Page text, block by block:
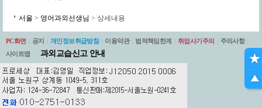
서울 > 영어과외선생님 > 상세내용
PC화면 공지 개인정보취급방침 이용약관 법적책임한계 취업사기주의 주의사항
사이트맵
과외교습신고 안내